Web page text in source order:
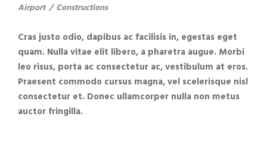
Airport / Constructions
Cras justo odio, dapibus ac facilisis in, egestas eget
quam. Nulla vitae elit libero, a pharetra augue. Morbi
leo risus, porta ac consectetur ac, vestibulum at eros.
Praesent commodo cursus magna, vel scelerisque nisl
consectetur et. Donec ullamcorper nulla non metus
auctor fringilla.